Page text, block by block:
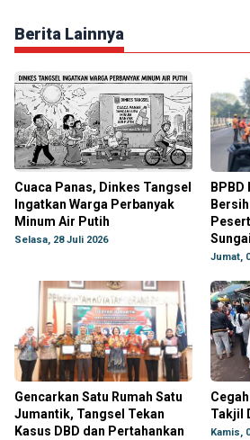
Berita Lainnya
Cuaca Panas, Dinkes Tangsel
Ingatkan Warga Perbanyak
Minum Air Putih
Selasa, 28 Juli 2026
Sungai
Jumat,
Gencarkan Satu Rumah Satu
Jumantik, Tangsel Tekan
Kasus DBD dan Pertahankan
Takjil
Kamis,